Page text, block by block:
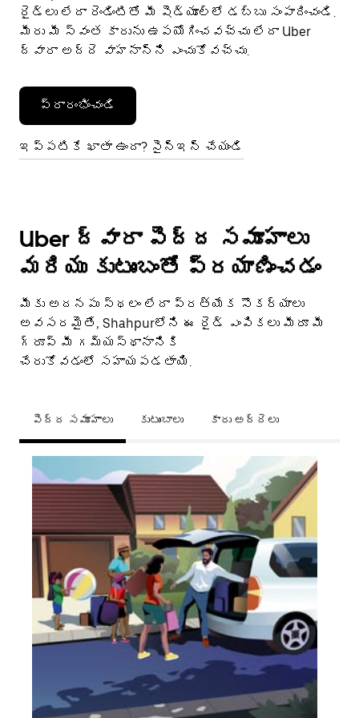
రైడ్‌లు లేదా రెండింటితో మీ షెడ్యూల్‌లో డబ్బు సంపాదించండి.
మీరు మీ స్వంత కారును ఉపయోగించవచ్చు లేదా Uber
ద్వారా అద్దె వాహనాన్ని ఎంచుకోవచ్చు.
ప్రారంభించండి
ఇప్పటికే ఖాతా ఉందా? సైన్ఇన్ చేయండి
Uber ద్వారా పెద్ద సమూహాలు
మరియు కుటుంబంతో ప్రయాణించడం
మీకు అదనపు స్థలం లేదా ప్రత్యేక సౌకర్యాలు
అవసరమైతే, Shahpurలోని ఈ రైడ్ ఎంపికలు మీరూ మీ
గ్రూప్ మీ గమ్యస్థానానికి
చేరుకోవడంలో సహాయపడతాయి.
పెద్ద సమూహాలు కుటుంబాలు కారు అద్దెలు